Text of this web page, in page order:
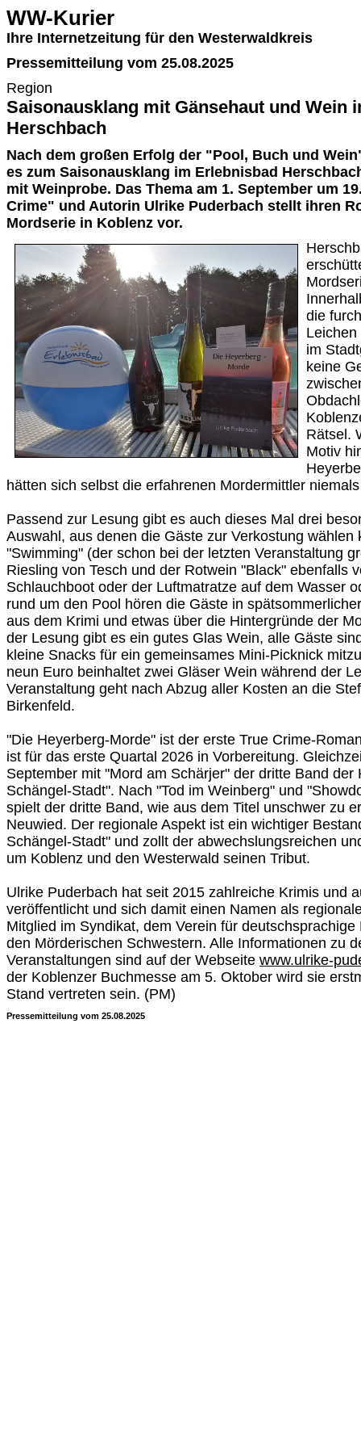
WW-Kurier
Ihre Internetzeitung für den Westerwaldkreis
Pressemitteilung vom 25.08.2025
Region
Saisonausklang mit Gänsehaut und Wein
Herschbach
Nach dem großen Erfolg der "Pool, Buch und
es zum Saisonausklang im Erlebnisbad
mit Weinprobe. Das Thema am 1. September um
Crime" und Autorin Ulrike Puderbach stellt ihren
Mordserie in Koblenz vor.
die
im
keine
Rätsel.
Motiv
hätten sich selbst die erfahrenen Mordermittler
Passend zur Lesung gibt es auch dieses Mal drei
Auswahl, aus denen die Gäste zur Verkostung wählen
"Swimming" (der schon bei der letzten Veranstaltung
Riesling von Tesch und der Rotwein "Black" ebenfalls
Schlauchboot oder der Luftmatratze auf dem Wasser
rund um den Pool hören die Gäste in
aus dem Krimi und etwas über die Hintergründe der
der Lesung gibt es ein gutes Glas Wein, alle Gäste
kleine Snacks für ein gemeinsames Mini-Picknick
neun Euro beinhaltet zwei Gläser Wein während der
Veranstaltung geht nach Abzug aller Kosten an die
Birkenfeld.
"Die Heyerberg-Morde" ist der erste True Crime-
ist für das erste Quartal 2026 in Vorbereitung.
September mit "Mord am Schärjer" der dritte Band der
Schängel-Stadt". Nach "Tod im Weinberg" und
spielt der dritte Band, wie aus dem Titel unschwer zu
Neuwied. Der regionale Aspekt ist ein wichtiger
Schängel-Stadt" und zollt der abwechslungsreichen
um Koblenz und den Westerwald seinen Tribut.
Ulrike Puderbach hat seit 2015 zahlreiche Krimis und
veröffentlicht und sich damit einen Namen als
Mitglied im Syndikat, dem Verein für
den Mörderischen Schwestern. Alle Informationen zu
Veranstaltungen sind auf der Webseite www.ulrike-
der Koblenzer Buchmesse am 5. Oktober wird sie
Stand vertreten sein. (PM)
Pressemitteilung vom 25.08.2025